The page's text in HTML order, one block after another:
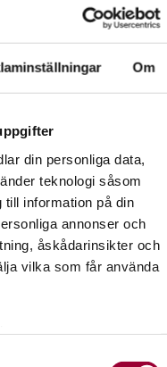
Om
din personliga data,
teknologi såsom
information på din
annonser och
åskådarinsikter och
vilka som får använda
är och varför det
grupp med
får dela dina egna
lär vi av